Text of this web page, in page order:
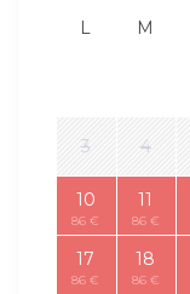
L M
3 4
10
86 €
11
86 €
17
86 €
18
86 €